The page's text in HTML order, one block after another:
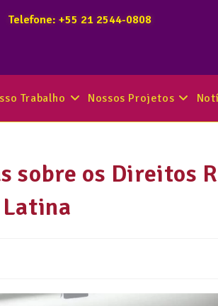
Telefone: +55 21 2544-0808
Trabalho Nossos Projetos
sobre os Direitos